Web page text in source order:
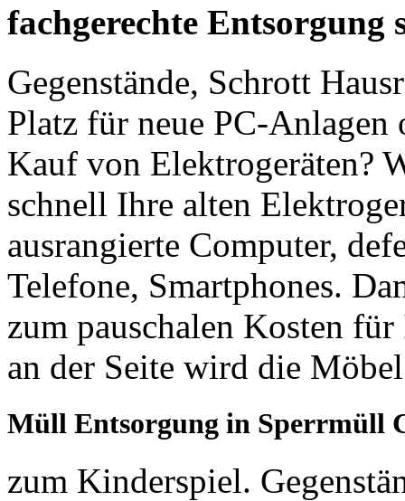
fachgerechte Entsorgung
Gegenstände, Schrott
Platz für neue PC-Anlagen
Kauf von Elektrogeräten?
schnell Ihre alten
ausrangierte Computer,
Telefone, Smartphones.
zum pauschalen Kosten
an der Seite wird die Möbel
Müll Entsorgung in Sperrmüll
zum Kinderspiel.